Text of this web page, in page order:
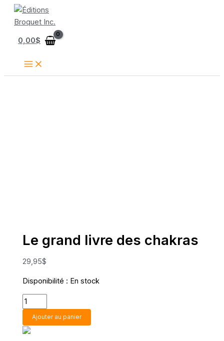
Aller
0,00$
Le grand livre des chakras
29,95$
Disponibilité : En stock
quantité
de
Le
grand
Ajouter au panier